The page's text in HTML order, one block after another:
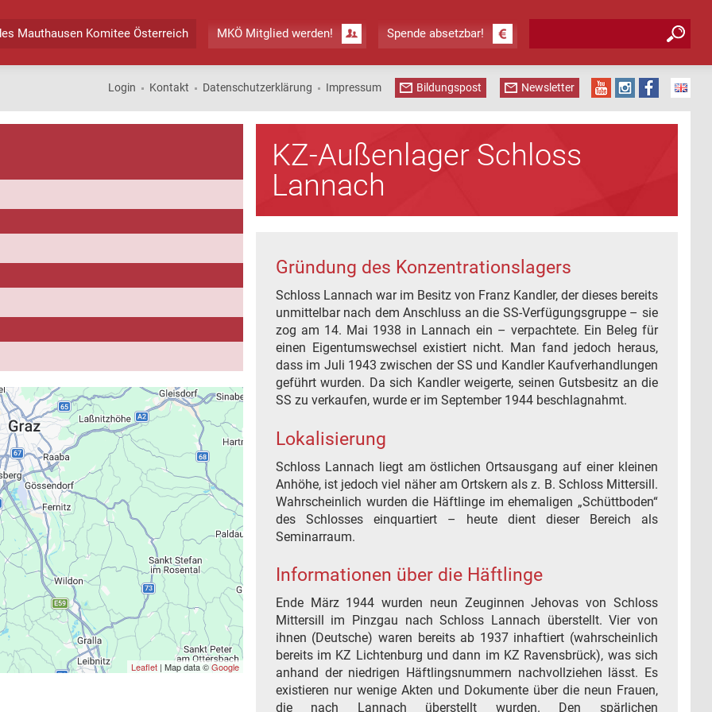
Mauthausen Komitee Österreich MKÖ Mitglied werden! Spende absetzbar! Suchformular
Login Kontakt Datenschutzerklärung Impressum Bildungspost Newsletter
Leaflet | Map data ©Google
KZ-Außenlager Schloss
Lannach
Gründung des Konzentrationslagers
Schloss Lannach war im Besitz von Franz Kandler, der dieses bereits
unmittelbar nach dem Anschluss an die SS-Verfügungsgruppe – sie
zog am 14. Mai 1938 in Lannach ein – verpachtete. Ein Beleg für
einen Eigentumswechsel existiert nicht. Man fand jedoch heraus,
dass im Juli 1943 zwischen der SS und Kandler Kaufverhandlungen
geführt wurden. Da sich Kandler weigerte, seinen Gutsbesitz an die
SS zu verkaufen, wurde er im September 1944 beschlagnahmt.
Lokalisierung
Schloss Lannach liegt am östlichen Ortsausgang auf einer kleinen
Anhöhe, ist jedoch viel näher am Ortskern als z. B. Schloss Mittersill.
Wahrscheinlich wurden die Häftlinge im ehemaligen „Schüttboden“
des Schlosses einquartiert – heute dient dieser Bereich als
Seminarraum.
Informationen über die Häftlinge
Ende März 1944 wurden neun Zeuginnen Jehovas von Schloss
Mittersill im Pinzgau nach Schloss Lannach überstellt. Vier von
ihnen (Deutsche) waren bereits ab 1937 inhaftiert (wahrscheinlich
bereits im KZ Lichtenburg und dann im KZ Ravensbrück), was sich
anhand der niedrigen Häftlingsnummern nachvollziehen lässt. Es
existieren nur wenige Akten und Dokumente über die neun Frauen,
die nach Lannach überstellt wurden. Den spärlichen